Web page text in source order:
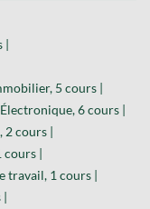
5 cours |
Électronique, 6 cours |
cours |
|
travail, 1 cours |